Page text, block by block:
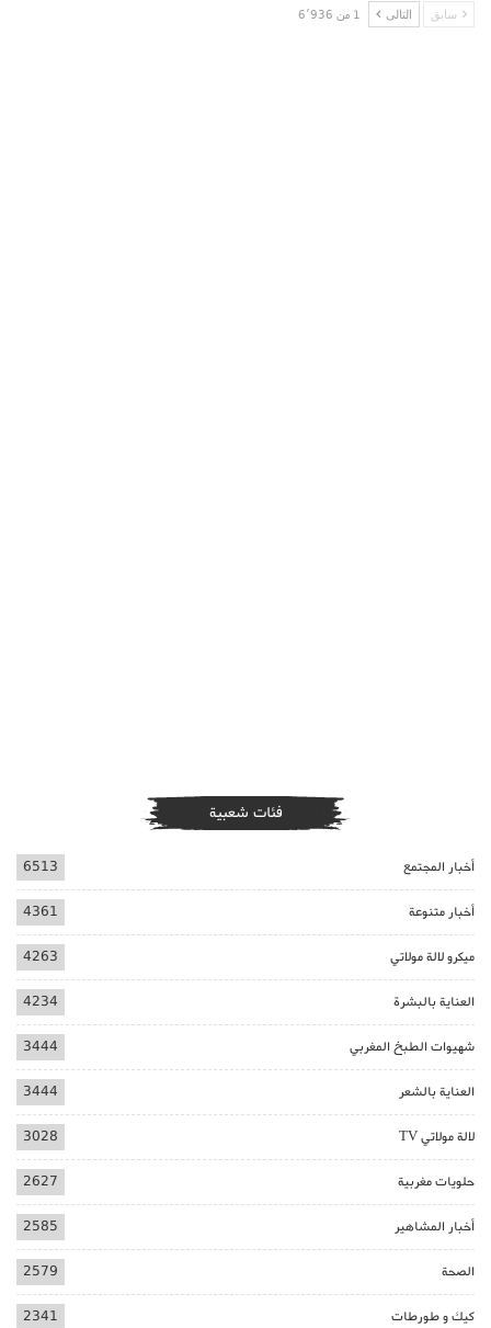
سابق التالى 1 من 6٬936
فئات شعبية
أخبار المجتمع 6513
أخبار متنوعة 4361
ميكرو لالة مولاتي 4263
العناية بالبشرة 4234
شهيوات الطبخ المغربي 3444
العناية بالشعر 3444
لالة مولاتي TV 3028
حلويات مغربية 2627
أخبار المشاهير 2585
الصحة 2579
كيك و طورطات 2341